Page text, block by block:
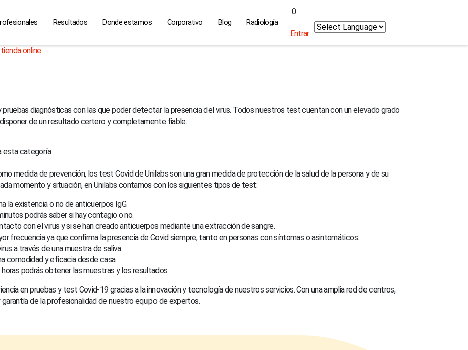
Resultados Donde estamos Corporativo Blog Radiología
0
Entrar
tienda online.
diagnósticas con las que poder detectar la presencia del virus. Todos nuestros test cuentan con un elevado grado
de un resultado certero y completamente fiable.
esta categoría
medida de prevención, los test Covid de Unilabs son una gran medida de protección de la salud de la persona y de su
momento y situación, en Unilabs contamos con los siguientes tipos de test:
la existencia o no de anticuerpos IgG.
podrás saber si hay contagio o no.
con el virus y si se han creado anticuerpos mediante una extracción de sangre.
frecuencia ya que confirma la presencia de Covid siempre, tanto en personas con síntomas o asintomáticos.
a través de una muestra de saliva.
comodidad y eficacia desde casa.
podrás obtener las muestras y los resultados.
en pruebas y test Covid-19 gracias a la innovación y tecnología de nuestros servicios. Con una amplia red de centros,
de la profesionalidad de nuestro equipo de expertos.